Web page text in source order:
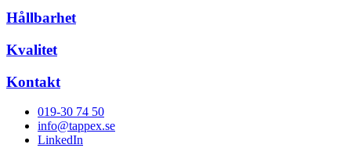
Hållbarhet
Kvalitet
Kontakt
019-30 74 50
info@tappex.se
LinkedIn